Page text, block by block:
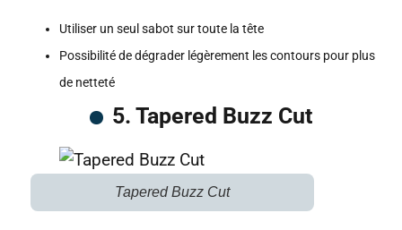
Utiliser un seul sabot sur toute la tête
Possibilité de dégrader légèrement les contours pour plus
de netteté
5. Tapered Buzz Cut
Tapered Buzz Cut